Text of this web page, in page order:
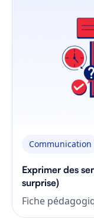
Communication
Exprimer des
surprise)
Fiche